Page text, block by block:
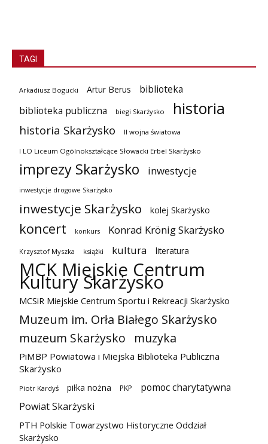
TAGI
Arkadiusz Bogucki Artur Berus
biblioteka
biblioteka publiczna
biegi Skarżysko historia
historia Skarżysko II wojna światowa
I LO Liceum Ogólnokształcące Słowacki Erbel Skarżysko
imprezy Skarżysko inwestycje
inwestycje drogowe Skarżysko
inwestycje Skarżysko kolej Skarżysko
koncert konkurs Konrad Krönig Skarżysko
Krzysztof Myszka książki kultura literatura
MCK Miejskie Centrum
Kultury Skarżysko
MCSiR Miejskie Centrum Sportu i Rekreacji Skarżysko
Muzeum im. Orła Białego Skarżysko
muzeum Skarżysko
muzyka
PiMBP Powiatowa i Miejska Biblioteka Publiczna
Skarżysko
Piotr Kardyś piłka nożna PKP
pomoc charytatywna
Powiat Skarżyski
PTH Polskie Towarzystwo Historyczne Oddział
Skarżysko